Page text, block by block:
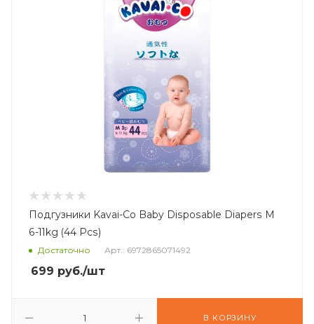
Подгузники Kavai-Co Baby Disposable Diapers M
6-11kg (44 Pcs)
Достаточно Арт.: 6972865071492
699 руб./шт
В КОРЗИНУ